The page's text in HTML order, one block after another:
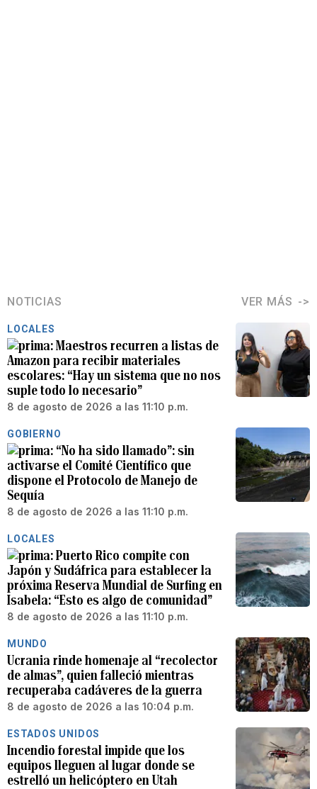
NOTICIAS VER MÁS
LOCALES
Maestros recurren a listas de
Amazon para recibir materiales
escolares: “Hay un sistema que no nos
suple todo lo necesario”
8 de agosto de 2026 a las 11:10 p.m.
GOBIERNO
“No ha sido llamado”: sin
activarse el Comité Científico que
dispone el Protocolo de Manejo de
Sequía
8 de agosto de 2026 a las 11:10 p.m.
LOCALES
Puerto Rico compite con
Japón y Sudáfrica para establecer la
próxima Reserva Mundial de Surfing en
Isabela: “Esto es algo de comunidad”
8 de agosto de 2026 a las 11:10 p.m.
MUNDO
Ucrania rinde homenaje al “recolector
de almas”, quien falleció mientras
recuperaba cadáveres de la guerra
8 de agosto de 2026 a las 10:04 p.m.
ESTADOS UNIDOS
Incendio forestal impide que los
equipos lleguen al lugar donde se
estrelló un helicóptero en Utah